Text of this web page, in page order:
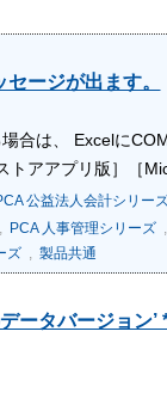
ージが出ます。
合は、 Excelに
アアプリ版］［
公益法人会計シリー
PCA 人事管理シリーズ,
ズ, 製品共通
ータバージョン’